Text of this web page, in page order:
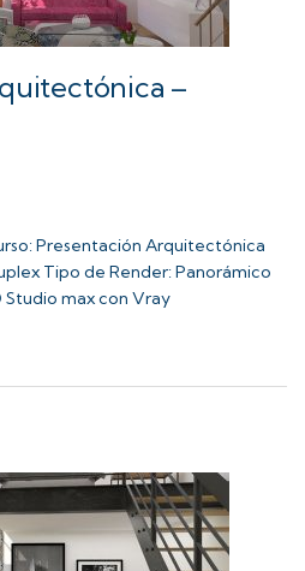
–
Presentación Arquitectónica
Tipo de Render: Panorámico
Studio max con Vray